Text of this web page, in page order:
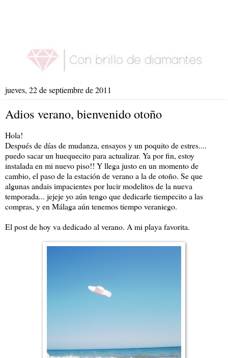
jueves, 22 de septiembre de 2011
Adios verano, bienvenido otoño
Hola!
Después de días de mudanza, ensayos y un poquito de estres....
puedo sacar un huequecito para actualizar. Ya por fin, estoy
instalada en mi nuevo piso!! Y llega justo en un momento de
cambio, el paso de la estación de verano a la de otoño. Se que
algunas andais impacientes por lucir modelitos de la nueva
temporada... jejeje yo aún tengo que dedicarle tiempecito a las
compras, y en Málaga aún tenemos tiempo veraniego.
El post de hoy va dedicado al verano. A mi playa favorita.